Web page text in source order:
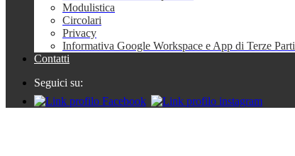
Modulistica
Circolari
Privacy
Informativa Google Workspace e App di Terze Parti
Contatti
Seguici su: